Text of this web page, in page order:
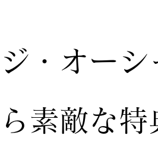
ジ・オーシ
ら素敵な特